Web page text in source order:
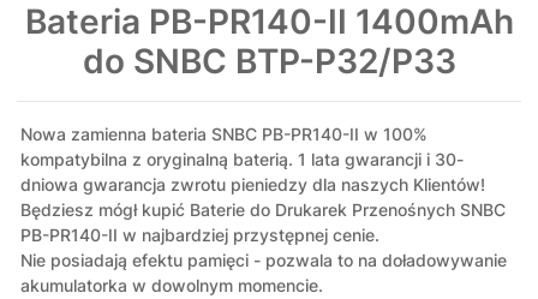
Bateria PB-PR140-II 1400mAh
do SNBC BTP-P32/P33
Nowa zamienna bateria SNBC PB-PR140-II w 100%
kompatybilna z oryginalną baterią. 1 lata gwarancji i 30-
dniowa gwarancja zwrotu pieniedzy dla naszych Klientów!
Będziesz mógł kupić Baterie do Drukarek Przenośnych SNBC
PB-PR140-II w najbardziej przystępnej cenie.
Nie posiadają efektu pamięci - pozwala to na doładowywanie
akumulatorka w dowolnym momencie.